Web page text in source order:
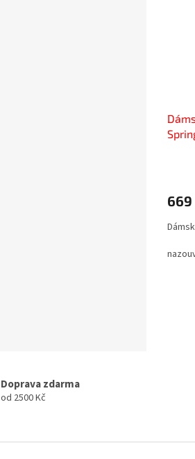
669
Doprava zdarma
od 2500 Kč